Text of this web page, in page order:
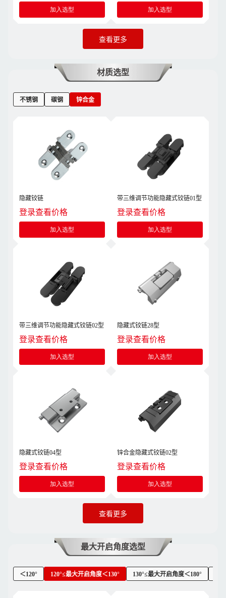
加入选型 加入选型
查看更多
材质选型
不锈钢 碳钢 锌合金
隐藏铰链
登录查看价格
加入选型
带三维调节功能隐藏式铰链01型
登录查看价格
加入选型
带三维调节功能隐藏式铰链02型
登录查看价格
加入选型
隐藏式铰链28型
登录查看价格
加入选型
隐藏式铰链04型
登录查看价格
加入选型
锌合金隐藏式铰链02型
登录查看价格
加入选型
查看更多
最大开启角度选型
＜120° 120°≤最大开启角度＜130° 130°≤最大开启角度＜180°